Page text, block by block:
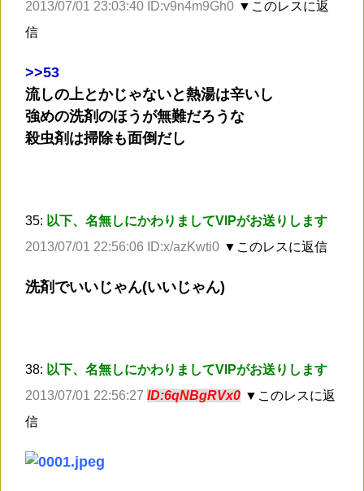
2013/07/01 23:03:40 ID:v9n4m9Gh0 ▼このレスに返
信
>>53
流しの上とかじゃないと熱湯は辛いし
強めの洗剤のほうが無難だろうな
殺虫剤は掃除も面倒だし
35: 以下、名無しにかわりましてVIPがお送りします
2013/07/01 22:56:06 ID:x/azKwti0 ▼このレスに返信
洗剤でいいじゃん(いいじゃん)
38: 以下、名無しにかわりましてVIPがお送りします
2013/07/01 22:56:27 ID:6qNBgRVx0 ▼このレスに返
信